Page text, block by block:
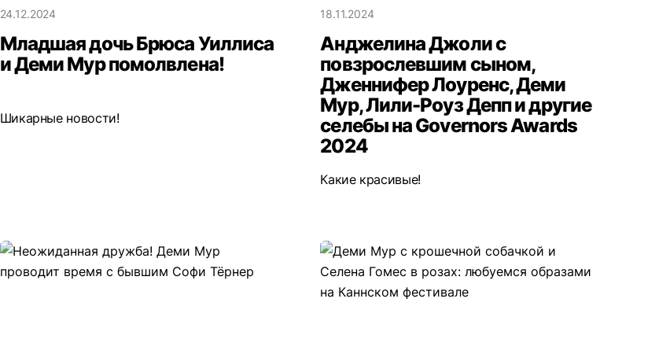
24.12.2024
Младшая дочь Брюса Уиллиса
и Деми Мур помолвлена!
Шикарные новости!
18.11.2024
Анджелина Джоли с
повзрослевшим сыном,
Дженнифер Лоуренс, Деми
Мур, Лили-Роуз Депп и другие
селебы на Governors Awards
2024
Какие красивые!